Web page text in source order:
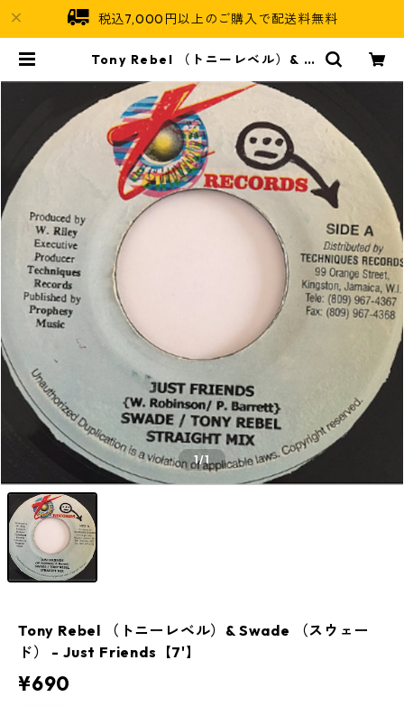
税込7,000円以上のご購入で配送料無料
Tony Rebel （トニーレベル）& S
nds【7'】 | Jamaican Soul
1/1
Tony Rebel （トニーレベル）& Swade （スウェー
ド） - Just Friends【7'】
¥690